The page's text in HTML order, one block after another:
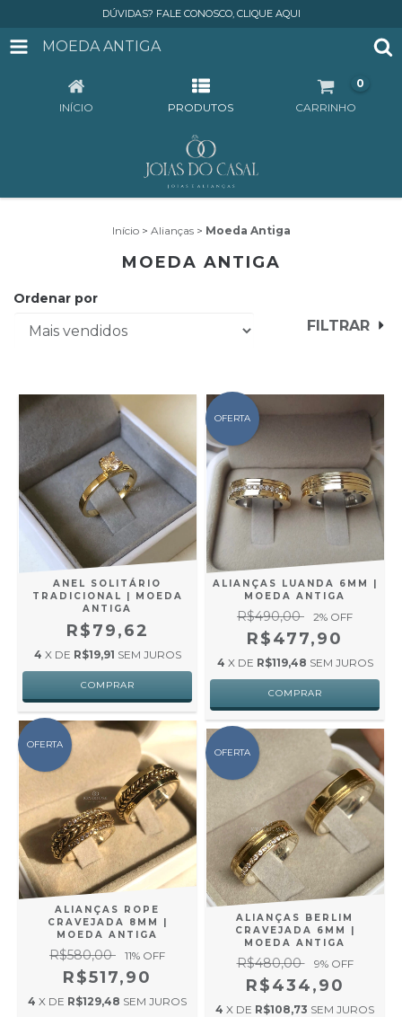
DÚVIDAS? FALE CONOSCO, CLIQUE AQUI
MOEDA ANTIGA
INÍCIO PRODUTOS CARRINHO
0
Início > Alianças > Moeda Antiga
MOEDA ANTIGA
Ordenar por
FILTRAR
ANEL SOLITÁRIO
TRADICIONAL | MOEDA
ANTIGA
R$79,62
4 X DE R$19,91 SEM JUROS
OFERTA
ALIANÇAS LUANDA 6MM |
MOEDA ANTIGA
R$490,00 2% OFF
R$477,90
4 X DE R$119,48 SEM JUROS
OFERTA
ALIANÇAS ROPE
CRAVEJADA 8MM |
MOEDA ANTIGA
R$580,00 11% OFF
R$517,90
4 X DE R$129,48 SEM JUROS
OFERTA
ALIANÇAS BERLIM
CRAVEJADA 6MM |
MOEDA ANTIGA
R$480,00 9% OFF
R$434,90
4 X DE R$108,73 SEM JUROS